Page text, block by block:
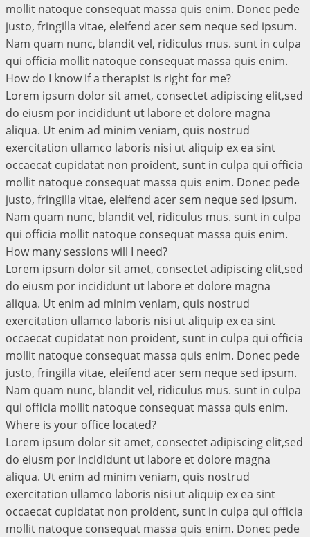
mollit natoque consequat massa quis enim. Donec pede
justo, fringilla vitae, eleifend acer sem neque sed ipsum.
Nam quam nunc, blandit vel, ridiculus mus. sunt in culpa
qui officia mollit natoque consequat massa quis enim.
How do I know if a therapist is right for me?
Lorem ipsum dolor sit amet, consectet adipiscing elit,sed
do eiusm por incididunt ut labore et dolore magna
aliqua. Ut enim ad minim veniam, quis nostrud
exercitation ullamco laboris nisi ut aliquip ex ea sint
occaecat cupidatat non proident, sunt in culpa qui officia
mollit natoque consequat massa quis enim. Donec pede
justo, fringilla vitae, eleifend acer sem neque sed ipsum.
Nam quam nunc, blandit vel, ridiculus mus. sunt in culpa
qui officia mollit natoque consequat massa quis enim.
How many sessions will I need?
Lorem ipsum dolor sit amet, consectet adipiscing elit,sed
do eiusm por incididunt ut labore et dolore magna
aliqua. Ut enim ad minim veniam, quis nostrud
exercitation ullamco laboris nisi ut aliquip ex ea sint
occaecat cupidatat non proident, sunt in culpa qui officia
mollit natoque consequat massa quis enim. Donec pede
justo, fringilla vitae, eleifend acer sem neque sed ipsum.
Nam quam nunc, blandit vel, ridiculus mus. sunt in culpa
qui officia mollit natoque consequat massa quis enim.
Where is your office located?
Lorem ipsum dolor sit amet, consectet adipiscing elit,sed
do eiusm por incididunt ut labore et dolore magna
aliqua. Ut enim ad minim veniam, quis nostrud
exercitation ullamco laboris nisi ut aliquip ex ea sint
occaecat cupidatat non proident, sunt in culpa qui officia
mollit natoque consequat massa quis enim. Donec pede